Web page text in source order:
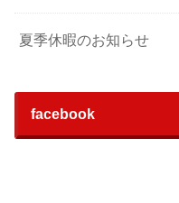
夏季休暇のお知らせ
facebook